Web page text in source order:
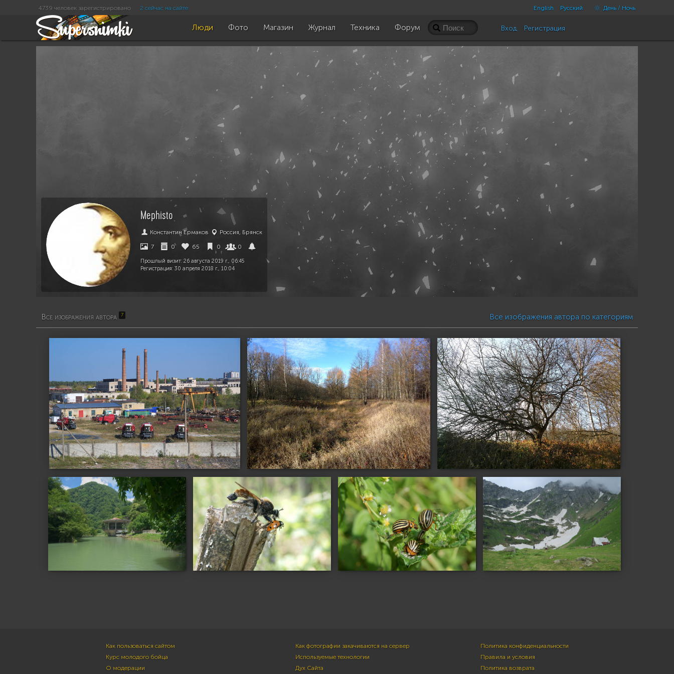
English Русский День / Ночь
4739 человек зарегистрировано 2 сейчас на сайте
Люди Фото Магазин Журнал Техника Форум Вход Регистрация
Mephisto
Константин Ермаков Россия, Брянск
7 0 65 0 0
Прошлый визит: 26 августа 2019 г., 06:45
Регистрация: 30 апреля 2018 г., 10:04
Все изображения автора 7 Все изображения автора по категориям
Как пользоваться сайтом
Курс молодого бойца
О модерации
Как фотографии закачиваются на сервер
Используемые технологии
Дух Сайта
Политика конфиденциальности
Правила и условия
Политика возврата